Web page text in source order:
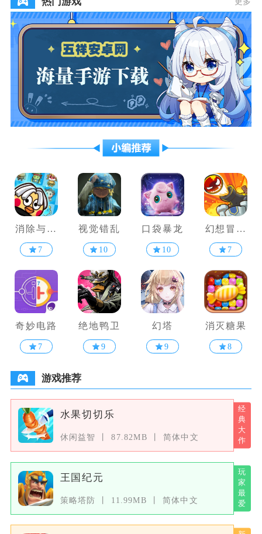
消除与塔
防
7
视觉错乱
10
口袋暴龙
10
幻想冒险
家
7
奇妙电路
7
绝地鸭卫
9
幻塔
9
消灭糖果
8
游戏推荐
水果切切乐
休闲益智 87.82MB 简体中文
王国纪元
策略塔防 11.99MB 简体中文